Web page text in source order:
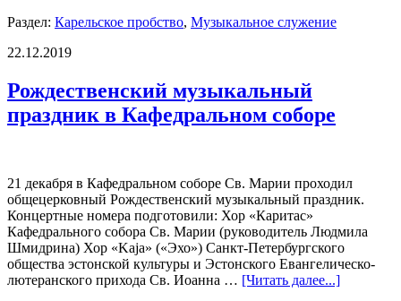
Раздел: Карельское пробство, Музыкальное служение
22.12.2019
Рождественский музыкальный
праздник в Кафедральном соборе
21 декабря в Кафедральном соборе Св. Марии проходил
общецерковный Рождественский музыкальный праздник.
Концертные номера подготовили: Хор «Каритас»
Кафедрального собора Св. Марии (руководитель Людмила
Шмидрина) Хор «Kaja» («Эхо») Санкт-Петербургского
общества эстонской культуры и Эстонского Евангелическо-
лютеранского прихода Св. Иоанна … [Читать далее...]